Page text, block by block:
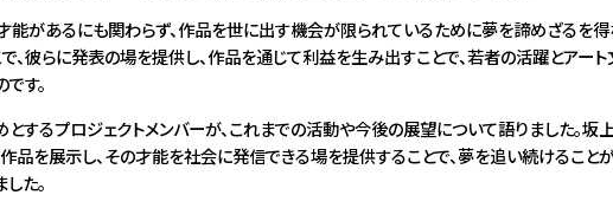
能があるにも関わらず、作品を世に出す機会が限られているために夢を諦めざるを
で、彼らに発表の場を提供し、作品を通じて利益を生み出すことで、若者の活躍とアー
す。
するプロジェクトメンバーが、これまでの活動や今後の展望について語りました。坂
品を展示し、その才能を社会に発信できる場を提供することで、夢を追い続けること
た。